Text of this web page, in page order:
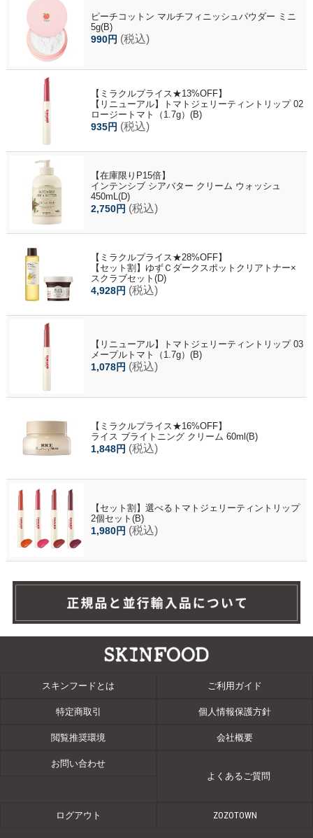
ピーチコットン マルチフィニッシュパウダー ミニ
5g(B)
990円 (税込)
【ミラクルプライス★13%OFF】
【リニューアル】トマトジェリーティントリップ 02
ロージートマト（1.7g）(B)
935円 (税込)
【在庫限りP15倍】
インテンシブ シアバター クリーム ウォッシュ
450mL(D)
2,750円 (税込)
【ミラクルプライス★28%OFF】
【セット割】ゆずＣダークスポットクリアトナー×
スクラブセット(D)
4,928円 (税込)
【リニューアル】トマトジェリーティントリップ 03
メープルトマト（1.7g）(B)
1,078円 (税込)
【ミラクルプライス★16%OFF】
ライス ブライトニング クリーム 60ml(B)
1,848円 (税込)
【セット割】選べるトマトジェリーティントリップ
2個セット(B)
1,980円 (税込)
スキンフードとは ご利用ガイド
特定商取引 個人情報保護方針
閲覧推奨環境 会社概要
お問い合わせ
よくあるご質問
ログアウト ZOZOTOWN